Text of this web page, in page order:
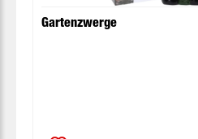
Gartenzwerge